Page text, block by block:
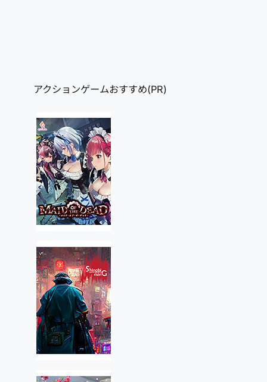
アクションゲームおすすめ(PR)